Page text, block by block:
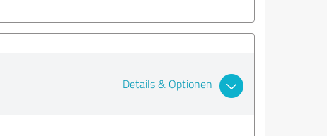
Details & Optionen